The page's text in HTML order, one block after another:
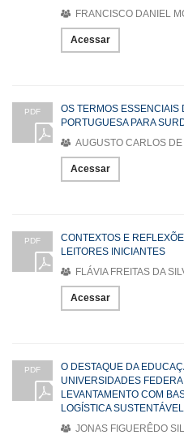
FRANCISCO DANIEL
Acessar
PDF
OS TERMOS ESSENCIAIS
PORTUGUESA PARA
AUGUSTO CARLOS
Acessar
PDF
CONTEXTOS E
LEITORES INICIANTES
FLÁVIA FREITAS DA
Acessar
PDF
O DESTAQUE DA
UNIVERSIDADES
LEVANTAMENTO COM
LOGÍSTICA SUSTENTÁVEL
JONAS FIGUERÊDO